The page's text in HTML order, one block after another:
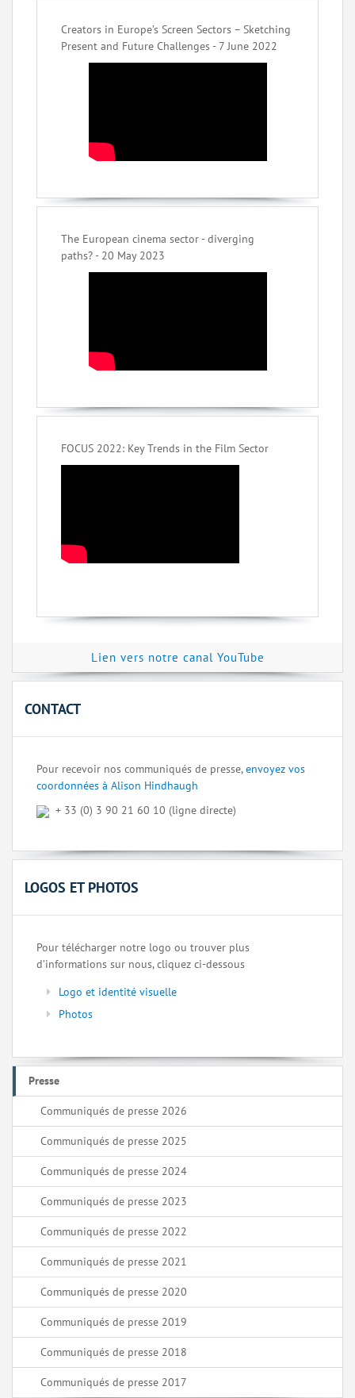
Creators in Europe’s Screen Sectors – Sketching
Present and Future Challenges - 7 June 2022
The European cinema sector - diverging
paths? - 20 May 2023
FOCUS 2022: Key Trends in the Film Sector
Lien vers notre canal YouTube
CONTACT
Pour recevoir nos communiqués de presse,envoyez vos
coordonnées à Alison Hindhaugh
+ 33 (0) 3 90 21 60 10 (ligne directe)
LOGOS ET PHOTOS
Pour télécharger notre logo ou trouver plus
d’informations sur nous, cliquez ci-dessous
Logo et identité visuelle
Photos
Presse
Communiqués de presse 2026
Communiqués de presse 2025
Communiqués de presse 2024
Communiqués de presse 2023
Communiqués de presse 2022
Communiqués de presse 2021
Communiqués de presse 2020
Communiqués de presse 2019
Communiqués de presse 2018
Communiqués de presse 2017